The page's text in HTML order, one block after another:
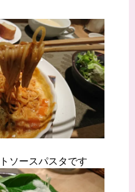
ソースパスタです